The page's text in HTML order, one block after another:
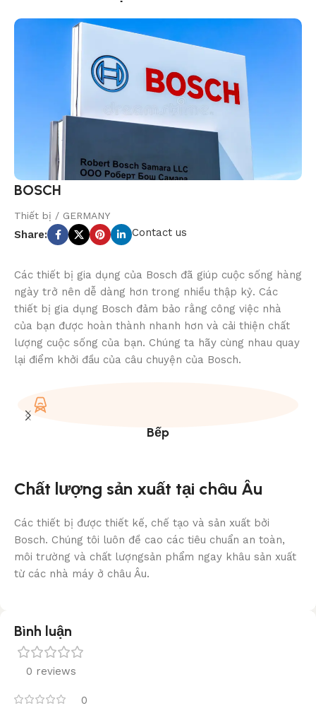
BOSCH
Thiết bị / GERMANY
Share: Contact us
Các thiết bị gia dụng của Bosch đã giúp cuộc sống hàng
ngày trở nên dễ dàng hơn trong nhiều thập kỷ. Các
thiết bị gia dụng Bosch đảm bảo rằng công việc nhà
của bạn được hoàn thành nhanh hơn và cải thiện chất
lượng cuộc sống của bạn. Chúng ta hãy cùng nhau quay
lại điểm khởi đầu của câu chuyện của Bosch.
Bếp
Chất lượng sản xuất tại châu Âu
Các thiết bị được thiết kế, chế tạo và sản xuất bởi
Bosch. Chúng tôi luôn đề cao các tiêu chuẩn an toàn,
môi trường và chất lượngsản phẩm ngay khâu sản xuất
từ các nhà máy ở châu Âu.
Bình luận
0 reviews
0